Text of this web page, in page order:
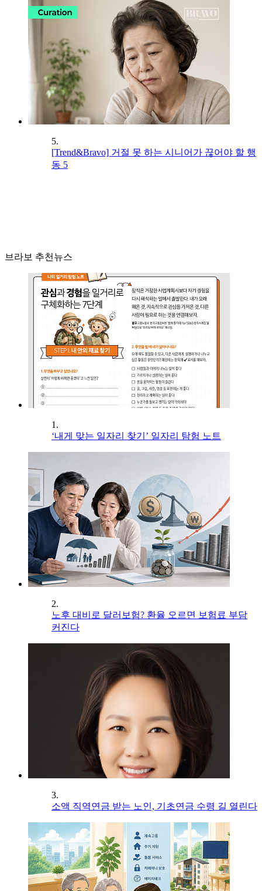
5.
[Trend&Bravo] 거절 못 하는 시니어가 끊어야 할 행
동 5
브라보 추천뉴스
1.
‘내게 맞는 일자리 찾기’ 일자리 탐험 노트
2.
노후 대비로 달러보험? 환율 오르면 보험료 부담
커진다
3.
소액 직역연금 받는 노인, 기초연금 수령 길 열린다